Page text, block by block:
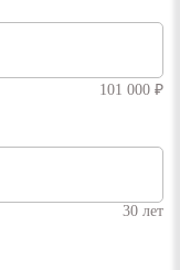
101 000 ₽
30 лет